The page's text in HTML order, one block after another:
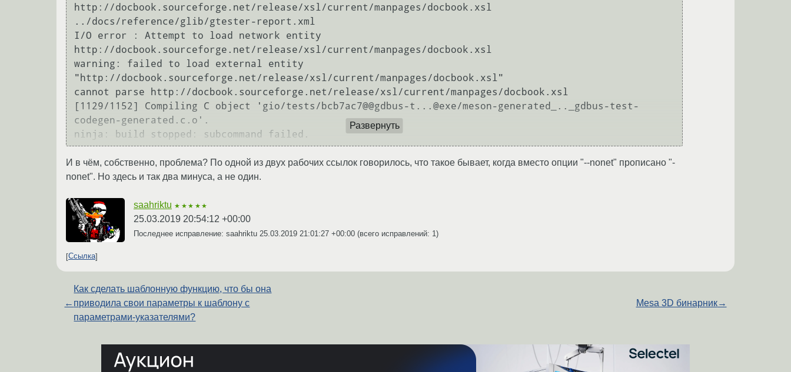
http://docbook.sourceforge.net/release/xsl/current/manpages/docbook.xsl
../docs/reference/glib/gtester-report.xml
I/O error : Attempt to load network entity
http://docbook.sourceforge.net/release/xsl/current/manpages/docbook.xsl
warning: failed to load external entity
"http://docbook.sourceforge.net/release/xsl/current/manpages/docbook.xsl"
cannot parse http://docbook.sourceforge.net/release/xsl/current/manpages/docbook.xsl
[1129/1152] Compiling C object 'gio/tests/bcb7ac7@@gdbus-t...@exe/meson-generated_.._gdbus-test-
codegen-generated.c.o'.
Развернуть
И в чём, собственно, проблема? По одной из двух рабочих ссылок говорилось, что такое бывает, когда вместо опции "--nonet" прописано "-
nonet". Но здесь и так два минуса, а не один.
saahriktu ★★★★★
25.03.2019 20:54:12 +00:00
Последнее исправление: saahriktu 25.03.2019 21:01:27 +00:00 (всего исправлений: 1)
Ссылка
←
Как сделать шаблонную функцию, что бы она
приводила свои параметры к шаблону с
параметрами-указателями?
Mesa 3D бинарник→